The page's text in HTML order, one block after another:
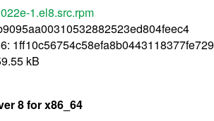
1.el8.src.rpm
kB
8 for x86_64